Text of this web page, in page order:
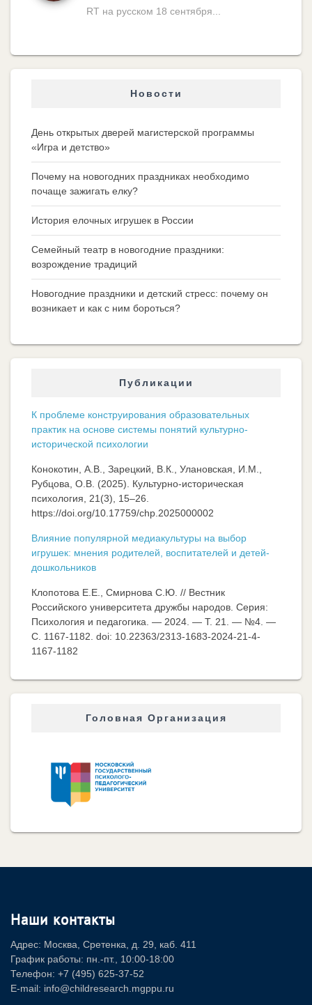
RT на русском 18 сентября...
Новости
День открытых дверей магистерской программы
«Игра и детство»
Почему на новогодних праздниках необходимо
почаще зажигать елку?
История елочных игрушек в России
Семейный театр в новогодние праздники:
возрождение традиций
Новогодние праздники и детский стресс: почему он
возникает и как с ним бороться?
Публикации
К проблеме конструирования образовательных
практик на основе системы понятий культурно-
исторической психологии
Конокотин, А.В., Зарецкий, В.К., Улановская, И.М.,
Рубцова, О.В. (2025). Культурно-историческая
психология, 21(3), 15–26.
https://doi.org/10.17759/chp.2025000002
Влияние популярной медиакультуры на выбор
игрушек: мнения родителей, воспитателей и детей-
дошкольников
Клопотова Е.Е., Смирнова С.Ю. // Вестник
Российского университета дружбы народов. Серия:
Психология и педагогика. — 2024. — Т. 21. — №4. —
C. 1167-1182. doi: 10.22363/2313-1683-2024-21-4-
1167-1182
Головная Организация
Наши контакты
Адрес: Москва, Сретенка, д. 29, каб. 411
График работы: пн.-пт., 10:00-18:00
Телефон: +7 (495) 625-37-52
E-mail: info@childresearch.mgppu.ru